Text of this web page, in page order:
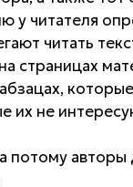
у читателя
читать
их не
потому